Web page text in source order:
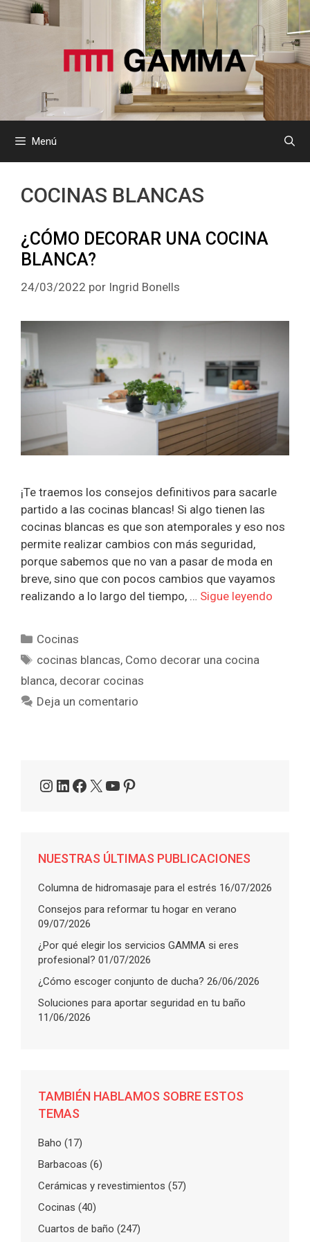
Saltar
al
Menú
COCINAS BLANCAS
¿CÓMO DECORAR UNA COCINA
BLANCA?
24/03/2022 por Ingrid Bonells
¡Te traemos los consejos definitivos para sacarle
partido a las cocinas blancas! Si algo tienen las
cocinas blancas es que son atemporales y eso nos
permite realizar cambios con más seguridad,
porque sabemos que no van a pasar de moda en
breve, sino que con pocos cambios que vayamos
realizando a lo largo del tiempo, … Sigue leyendo
Categorías
Cocinas
Etiquetas
cocinas blancas, Como decorar una cocina
blanca, decorar cocinas
Deja un comentario
Instagram
LinkedIn
Facebook
X YouTube
Pinterest
NUESTRAS ÚLTIMAS PUBLICACIONES
Columna de hidromasaje para el estrés 16/07/2026
Consejos para reformar tu hogar en verano
09/07/2026
¿Por qué elegir los servicios GAMMA si eres
profesional? 01/07/2026
¿Cómo escoger conjunto de ducha? 26/06/2026
Soluciones para aportar seguridad en tu baño
11/06/2026
TAMBIÉN HABLAMOS SOBRE ESTOS
TEMAS
Baho (17)
Barbacoas (6)
Cerámicas y revestimientos (57)
Cocinas (40)
Cuartos de baño (247)